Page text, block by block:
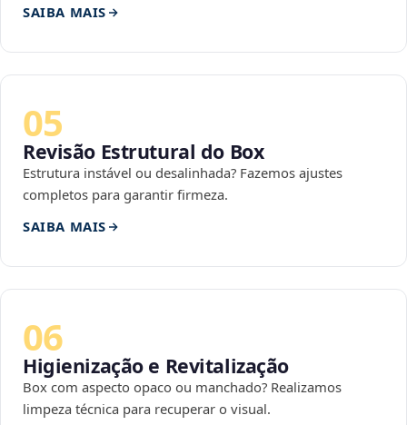
SAIBA MAIS
05
Revisão Estrutural do Box
Estrutura instável ou desalinhada? Fazemos ajustes
completos para garantir firmeza.
SAIBA MAIS
06
Higienização e Revitalização
Box com aspecto opaco ou manchado? Realizamos
limpeza técnica para recuperar o visual.